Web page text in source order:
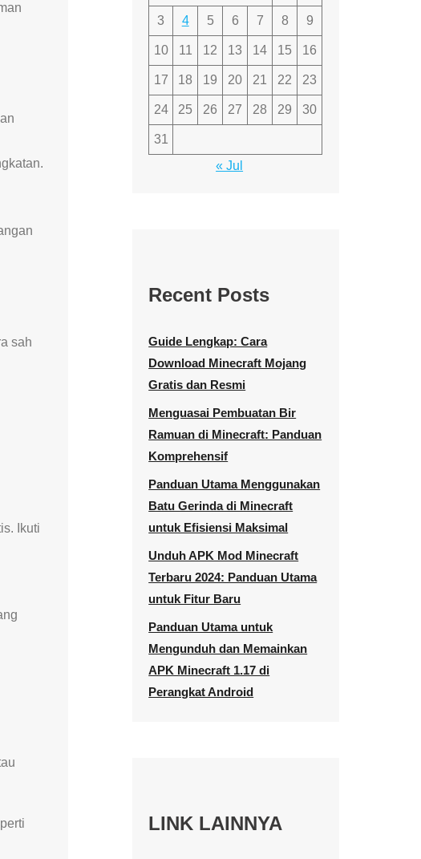
sah
Ikuti
3 4 5 6 7 8 9
10 11 12 13 14 15 16
17 18 19 20 21 22 23
24 25 26 27 28 29 30
31
« Jul
Recent Posts
Guide Lengkap: Cara
Download Minecraft Mojang
Gratis dan Resmi
Menguasai Pembuatan Bir
Ramuan di Minecraft: Panduan
Komprehensif
Panduan Utama Menggunakan
Batu Gerinda di Minecraft
untuk Efisiensi Maksimal
Unduh APK Mod Minecraft
Terbaru 2024: Panduan Utama
untuk Fitur Baru
Panduan Utama untuk
Mengunduh dan Memainkan
APK Minecraft 1.17 di
Perangkat Android
LINK LAINNYA